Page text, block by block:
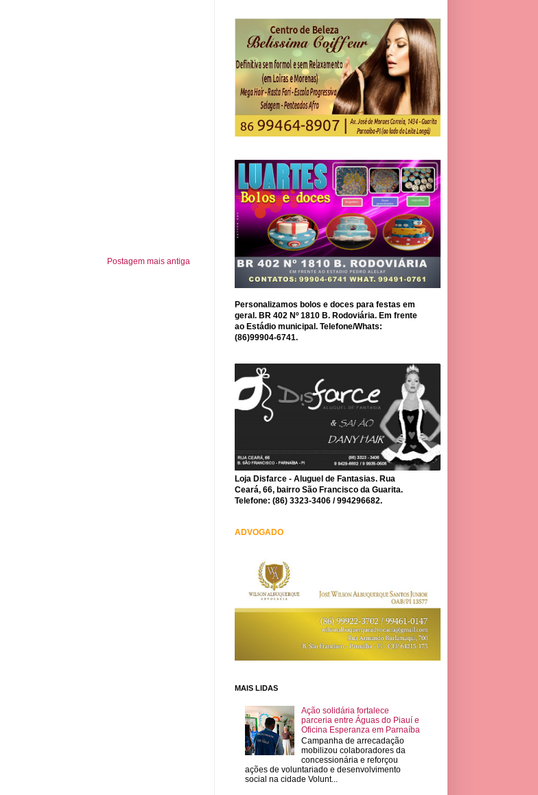
Postagem mais antiga
Personalizamos bolos e doces para festas em
geral. BR 402 Nº 1810 B. Rodoviária. Em frente
ao Estádio municipal. Telefone/Whats:
(86)99904-6741.
Loja Disfarce - Aluguel de Fantasias. Rua
Ceará, 66, bairro São Francisco da Guarita.
Telefone: (86) 3323-3406 / 994296682.
ADVOGADO
MAIS LIDAS
Ação solidária fortalece
parceria entre Águas do Piauí e
Oficina Esperanza em Parnaíba
Campanha de arrecadação
mobilizou colaboradores da
concessionária e reforçou
ações de voluntariado e desenvolvimento
social na cidade Volunt...